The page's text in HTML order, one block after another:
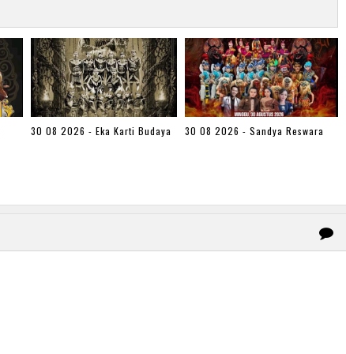
30 08 2026 - Eka Karti Budaya 30 08 2026 - Sandya Reswara